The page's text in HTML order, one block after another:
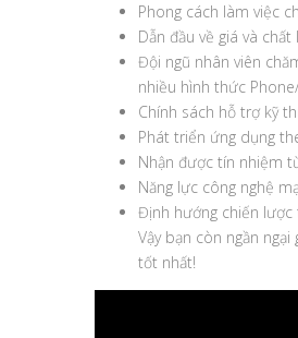
Phong cách làm việc
Dẫn đầu về giá và
Đội ngũ nhân viên
nhiều hình thức
Chính sách hỗ trợ kỹ
Phát triển ứng dụng
Nhận được tín nhiệm
Năng lực công nghệ
Định hướng chiến
Vậy bạn còn ngần
tốt nhất!